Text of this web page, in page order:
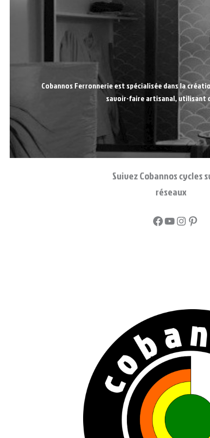
Cobannos Ferronnerie est spécialisée dans la
savoir-faire artisanal, utilisant
Suivez Cobannos cycles
réseaux
https://
YouTube